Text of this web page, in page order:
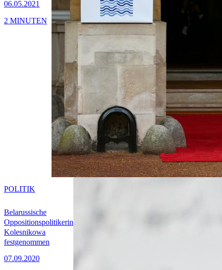
06.05.2021
2 MINUTEN
Belarussische
Oppositionspolitikerin
Kolesnikowa
festgenommen
07.09.2020
POLITIK